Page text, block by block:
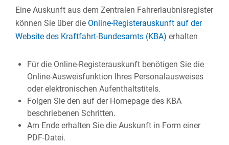
Eine Auskunft aus dem Zentralen Fahrerlaubnisregister
können Sie über die Online-Registerauskunft auf der
Website des Kraftfahrt-Bundesamts (KBA) erhalten
Für die Online-Registerauskunft benötigen Sie die
Online-Ausweisfunktion Ihres Personalausweises
oder elektronischen Aufenthaltstitels.
Folgen Sie den auf der Homepage des KBA
beschriebenen Schritten.
Am Ende erhalten Sie die Auskunft in Form einer
PDF-Datei.